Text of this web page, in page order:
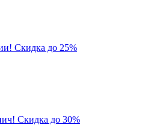
Скидка до 25%
Скидка до 30%